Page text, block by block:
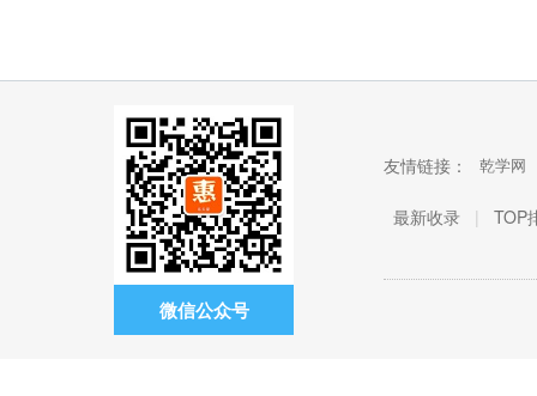
微信公众号
友情链接： 乾学网
最新收录 | TOP